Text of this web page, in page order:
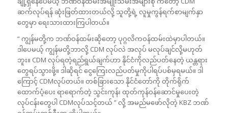
ဆက်လုပ်ရန် ဆုံးဖြတ်ထားတယ်လို့ သူတို့ရဲ့ လူမှုကွန်ရက်စာမျက်နှာ
တွေမှာ ရေးသားထားကြပါတယ်။
“ ကျွန်မတို့က ဘဏ်ဝန်ထမ်းဆိုတော့ ပုဂ္ဂလိကဝန်ထမ်းထဲမှာပါတယ်။
ဒါပေမယ့် ကျွန်မတို့ဘာလို့ CDM လုပ်လဲ အလုပ် မလုပ်ချင်လို့မဟုတ်
ဘူး။ CDM လုပ်ရတဲ့ရည်ရွယ်ချက်ဟာ နိုင်ငံကိုလည်ပတ်နေတဲ့ ယန္တရား
တွေရပ်သွားဖို့။ ဒါဆိုရင် ငွေကြေးလည်ပတ်မှုကိုပါရပ်ပစ်မှရမယ်။ ဒါ
ကြောင့် CDMလုပ်တယ်။ တစ်ခြားသော နိုင်ငံတော်ကို တိုက်ရိုက်
ထောက်ပံ့ပေး ရာရောက်တဲ့ သွင်းကုန်၊ ထုတ်ကုန်ဝန်ဆောင်မှုပေးတဲ့
လုပ်ငန်းတွေပါ CDMလုပ်သင့်တယ် ” လို့ အမည်မဖော်လိုတဲ့ KBZ ဘဏ်